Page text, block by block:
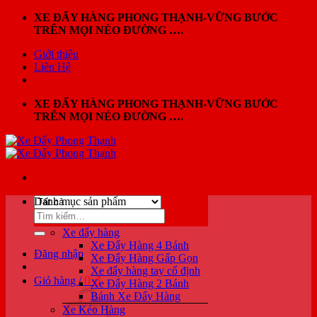
dung
XE ĐẨY HÀNG PHONG THẠNH-VỮNG BƯỚC
TRÊN MỌI NẺO ĐƯỜNG ….
Giới thiệu
Liên Hệ
XE ĐẨY HÀNG PHONG THẠNH-VỮNG BƯỚC
TRÊN MỌI NẺO ĐƯỜNG ….
Tìm
kiếm:
Đăng nhập
Giỏ hàng /0₫
Danh mục sản phẩm
Xe đẩy hàng
Xe Đẩy Hàng 4 Bánh
Xe Đẩy Hàng Gấp Gọn
Xe đẩy hàng tay cố định
Xe Đẩy Hàng 2 Bánh
Bánh Xe Đẩy Hàng
Xe Kéo Hàng